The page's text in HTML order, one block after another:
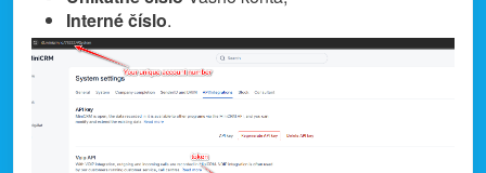
Interné číslo.